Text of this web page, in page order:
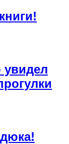
увидел